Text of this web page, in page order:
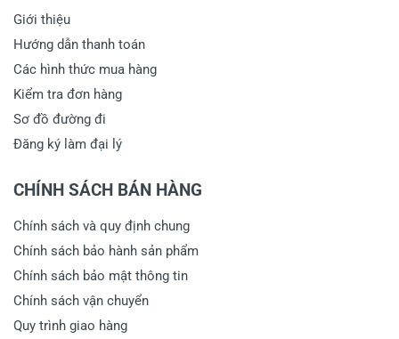
Giới thiệu
Hướng dẫn thanh toán
Các hình thức mua hàng
Kiểm tra đơn hàng
Sơ đồ đường đi
Đăng ký làm đại lý
CHÍNH SÁCH BÁN HÀNG
Chính sách và quy định chung
Chính sách bảo hành sản phẩm
Chính sách bảo mật thông tin
Chính sách vận chuyển
Quy trình giao hàng